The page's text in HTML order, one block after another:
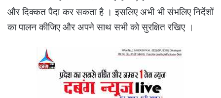
और दिक्कत पैदा कर सकता है । इसलिए अभी भी संभलिए निर्देशों
का पालन कीजिए और अपने साथ सभी को सुरक्षित रखिए ।